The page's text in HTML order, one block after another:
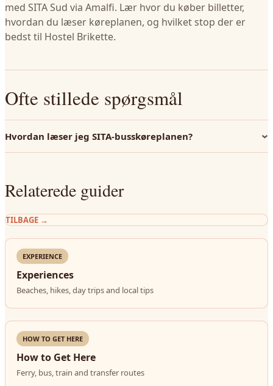
med SITA Sud via Amalfi. Lær hvor du køber billetter,
hvordan du læser køreplanen, og hvilket stop der er
bedst til Hostel Brikette.
Ofte stillede spørgsmål
Hvordan læser jeg SITA-busskøreplanen?
Relaterede guider
TILBAGE →
EXPERIENCE
Experiences
Beaches, hikes, day trips and local tips
HOW TO GET HERE
How to Get Here
Ferry, bus, train and transfer routes